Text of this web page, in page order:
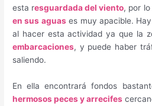
esta resguardada del viento, por
en sus aguases muy apacible.
al hacer esta actividad ya que la
embarcaciones, y puede haber
saliendo.
En ella encontrará fondos
hermosos peces y arrecifes